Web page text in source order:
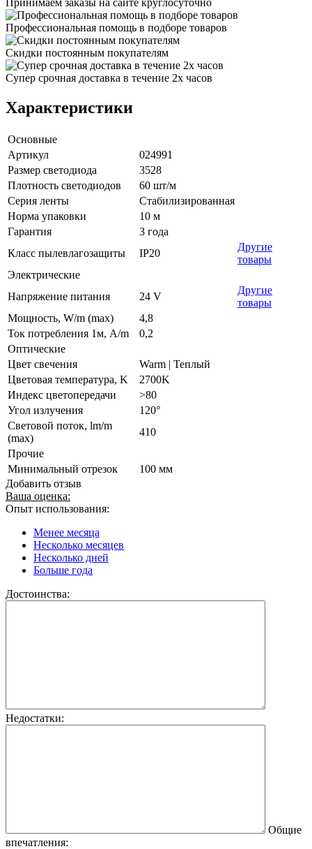
Профессиональная помощь в подборе товаров
Скидки постоянным покупателям
Супер срочная доставка в течение 2х часов
Характеристики
Основные
Артикул
024991
Размер светодиода
3528
Плотность светодиодов
60 шт/м
Серия ленты
Стабилизированная
Норма упаковки
10 м
Гарантия
3 года
Класс пылевлагозащиты
IP20
Другие
товары
Электрические
Напряжение питания
24 V
Другие
товары
Мощность, W/m (max)
4,8
Ток потребления 1м, A/m
0,2
Оптические
Цвет свечения
Warm | Теплый
Цветовая температура, K
2700K
Индекс цветопередачи
>80
Угол излучения
120°
Световой поток, lm/m
(max)
410
Прочие
Минимальный отрезок
100 мм
Добавить отзыв
Ваша оценка:
Опыт использования:
Менее месяца
Несколько месяцев
Несколько дней
Больше года
Достоинства:
Недостатки:
Общие
впечатления: